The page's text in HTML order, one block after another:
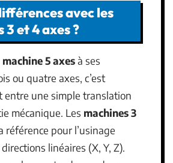
avec les
3 et 4 axes ?
machine 5 axesà ses
ou quatre axes, c’est
entre une simple translation
mécanique. Les machines 3
référence pour l’usinage
linéaires (X, Y, Z).